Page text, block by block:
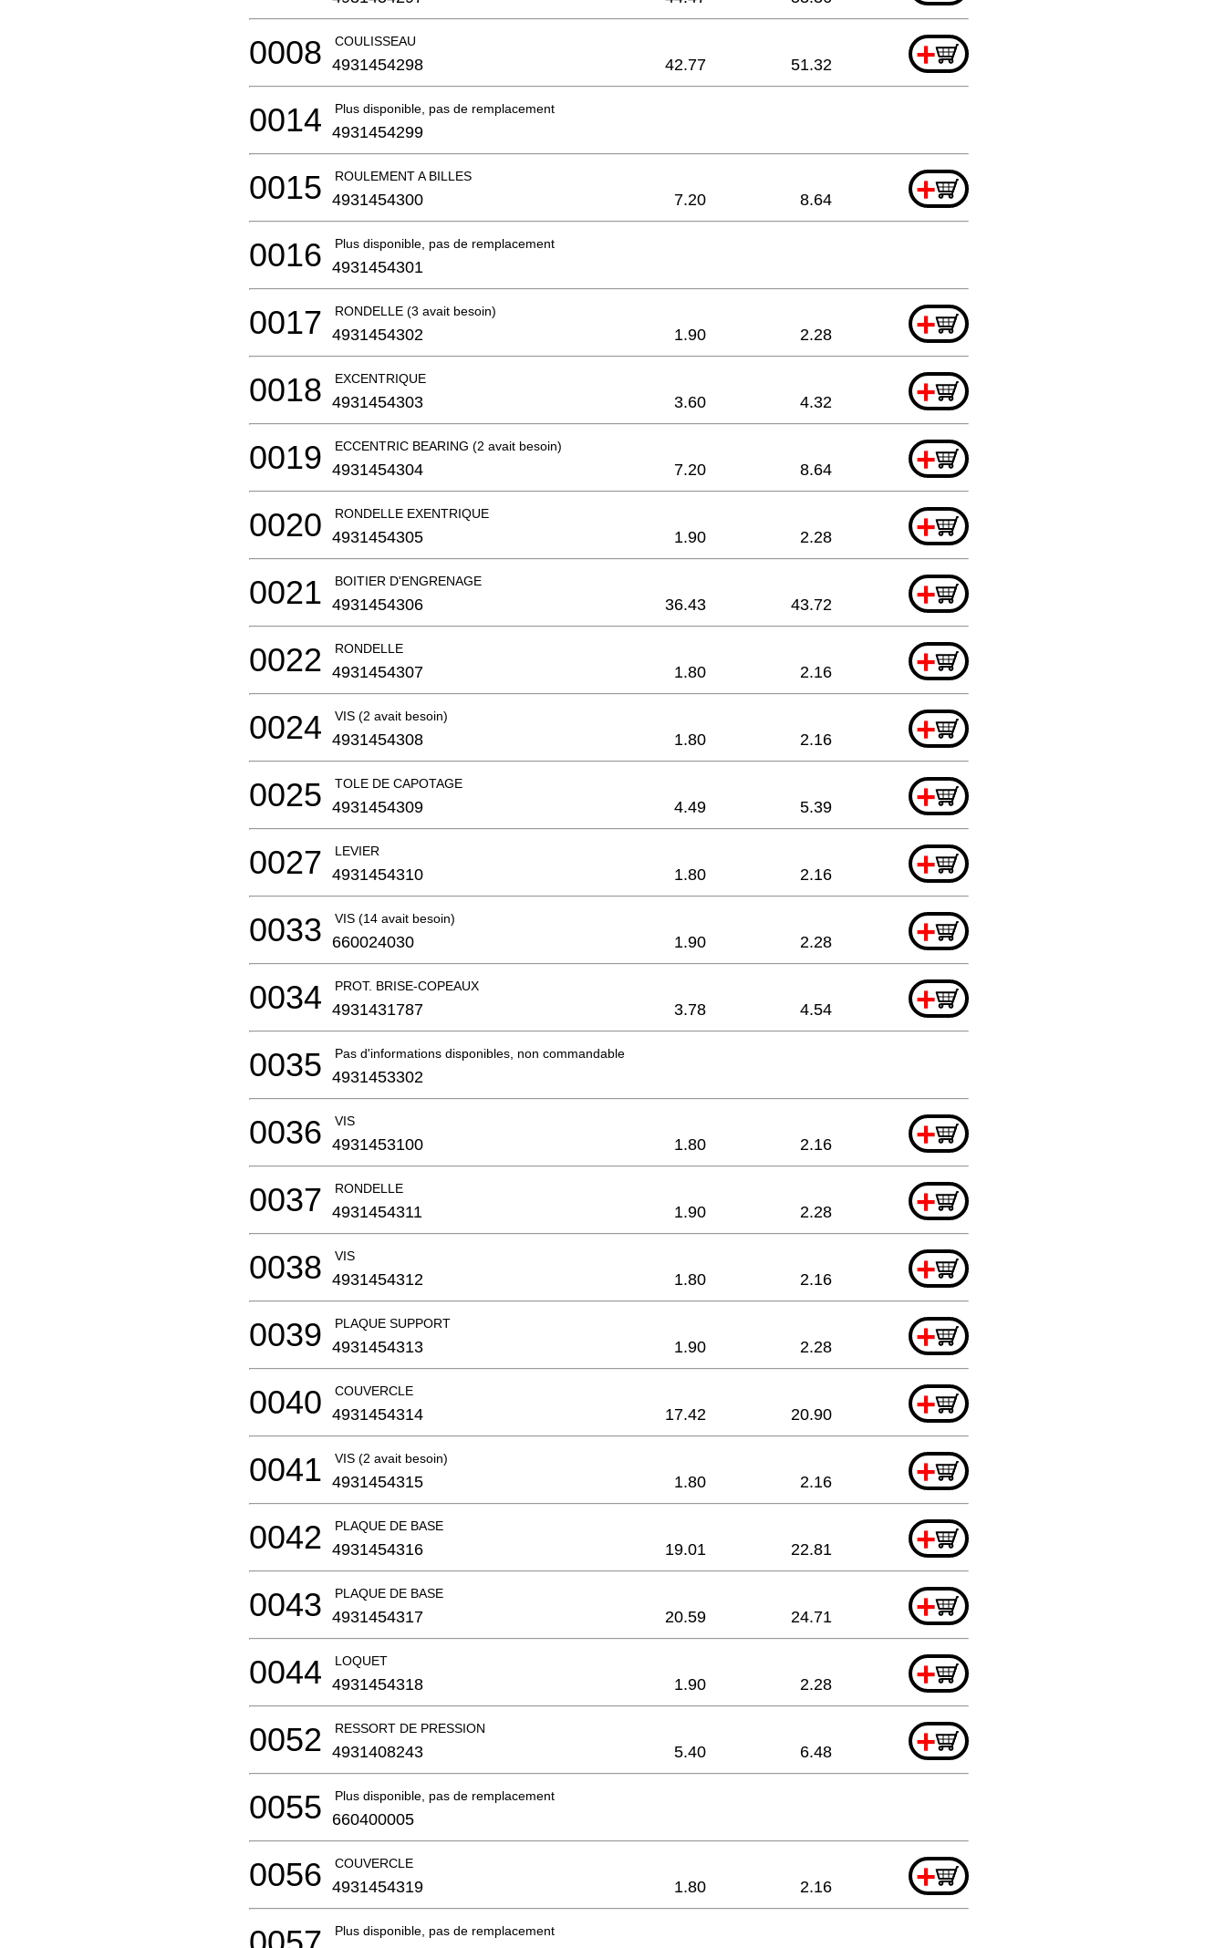
COULISSEAU +
0008 4931454298 42.77 51.32
Plus disponible, pas de remplacement
0014 4931454299
ROULEMENT A BILLES +
0015 4931454300 7.20 8.64
Plus disponible, pas de remplacement
0016 4931454301
RONDELLE (3 avait besoin) +
0017 4931454302 1.90 2.28
EXCENTRIQUE +
0018 4931454303 3.60 4.32
ECCENTRIC BEARING (2 avait besoin) +
0019 4931454304 7.20 8.64
RONDELLE EXENTRIQUE +
0020 4931454305 1.90 2.28
BOITIER D'ENGRENAGE +
0021 4931454306 36.43 43.72
RONDELLE +
0022 4931454307 1.80 2.16
VIS (2 avait besoin) +
0024 4931454308 1.80 2.16
TOLE DE CAPOTAGE +
0025 4931454309 4.49 5.39
LEVIER +
0027 4931454310 1.80 2.16
VIS (14 avait besoin) +
0033 660024030 1.90 2.28
PROT. BRISE-COPEAUX +
0034 4931431787 3.78 4.54
Pas d'informations disponibles, non commandable
0035 4931453302
VIS +
0036 4931453100 1.80 2.16
RONDELLE +
0037 4931454311 1.90 2.28
VIS +
0038 4931454312 1.80 2.16
PLAQUE SUPPORT +
0039 4931454313 1.90 2.28
COUVERCLE +
0040 4931454314 17.42 20.90
VIS (2 avait besoin) +
0041 4931454315 1.80 2.16
PLAQUE DE BASE +
0042 4931454316 19.01 22.81
PLAQUE DE BASE +
0043 4931454317 20.59 24.71
LOQUET +
0044 4931454318 1.90 2.28
RESSORT DE PRESSION +
0052 4931408243 5.40 6.48
Plus disponible, pas de remplacement
0055 660400005
COUVERCLE +
0056 4931454319 1.80 2.16
Plus disponible, pas de remplacement